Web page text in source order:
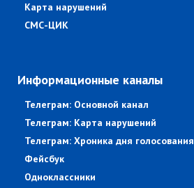
Карта нарушений
СМС-ЦИК
Информационные каналы
Телеграм: Основной канал
Телеграм: Карта нарушений
Телеграм: Хроника дня голосования
Фейсбук
Одноклассники